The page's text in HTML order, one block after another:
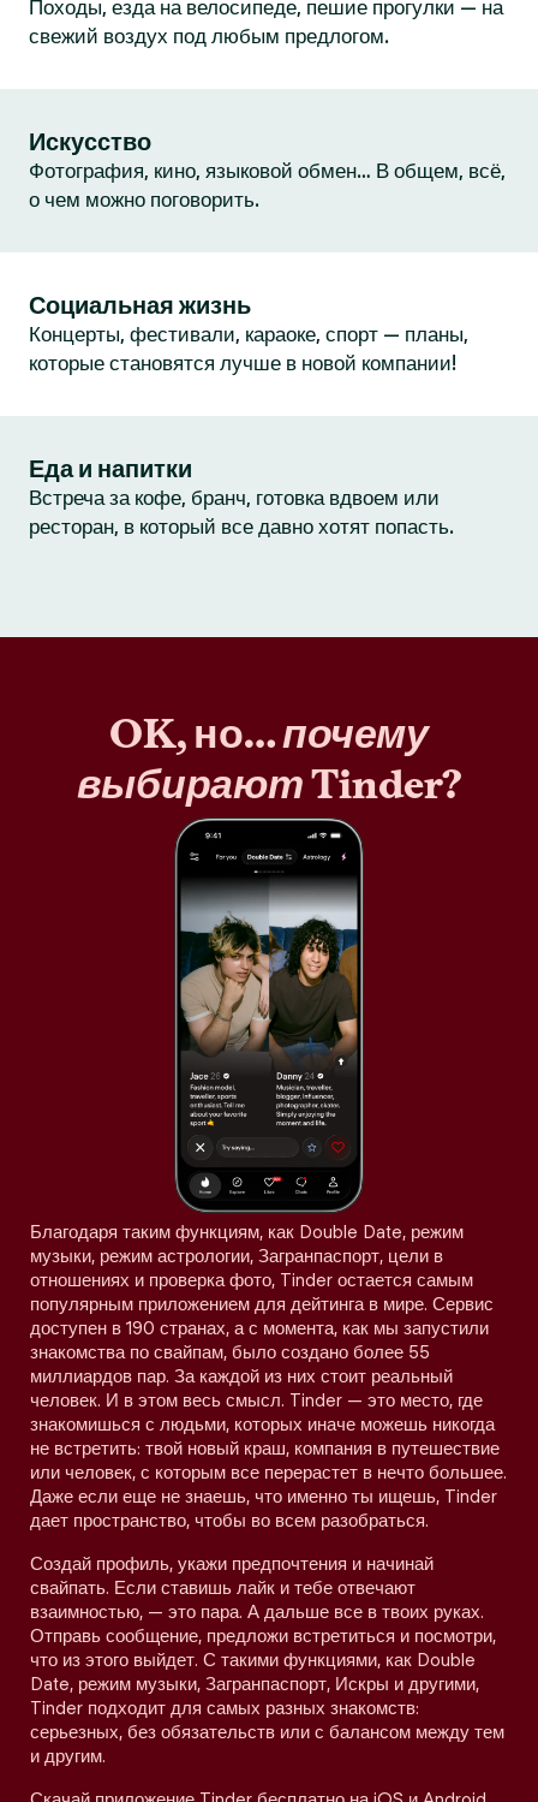
Походы, езда на велосипеде, пешие прогулки — на
свежий воздух под любым предлогом.
Искусство
Фотография, кино, языковой обмен… В общем, всё,
о чем можно поговорить.
Социальная жизнь
Концерты, фестивали, караоке, спорт — планы,
которые становятся лучше в новой компании!
Еда и напитки
Встреча за кофе, бранч, готовка вдвоем или
ресторан, в который все давно хотят попасть.
OK, но…почему
выбираютTinder?
Благодаря таким функциям, как Double Date, режим
музыки, режим астрологии, Загранпаспорт, цели в
отношениях и проверка фото, Tinder остается самым
популярным приложением для дейтинга в мире. Сервис
доступен в 190 странах, а с момента, как мы запустили
знакомства по свайпам, было создано более 55
миллиардов пар. За каждой из них стоит реальный
человек. И в этом весь смысл. Tinder — это место, где
знакомишься с людьми, которых иначе можешь никогда
не встретить: твой новый краш, компания в путешествие
или человек, с которым все перерастет в нечто большее.
Даже если еще не знаешь, что именно ты ищешь, Tinder
дает пространство, чтобы во всем разобраться.
Создай профиль, укажи предпочтения и начинай
свайпать. Если ставишь лайк и тебе отвечают
взаимностью, — это пара. А дальше все в твоих руках.
Отправь сообщение, предложи встретиться и посмотри,
что из этого выйдет. С такими функциями, как Double
Date, режим музыки, Загранпаспорт, Искры и другими,
Tinder подходит для самых разных знакомств:
серьезных, без обязательств или с балансом между тем
и другим.